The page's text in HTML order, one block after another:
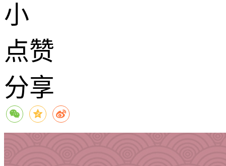
小
点赞
分享